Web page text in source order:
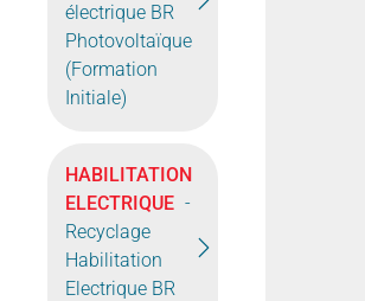
électrique BR
Photovoltaïque
(Formation
Initiale)
HABILITATION
ELECTRIQUE -
Recyclage
Habilitation
Electrique BR